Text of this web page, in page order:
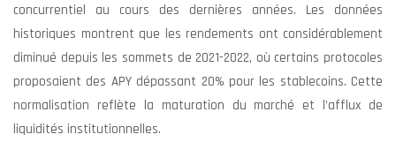
concurrentiel au cours des dernières années. Les données
historiques montrent que les rendements ont considérablement
diminué depuis les sommets de 2021-2022, où certains protocoles
proposaient des APY dépassant 20% pour les stablecoins. Cette
normalisation reflète la maturation du marché et l’afflux de
liquidités institutionnelles.